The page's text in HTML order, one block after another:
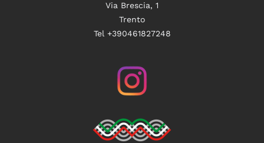
Via Brescia, 1
Trento
Tel +390461827248